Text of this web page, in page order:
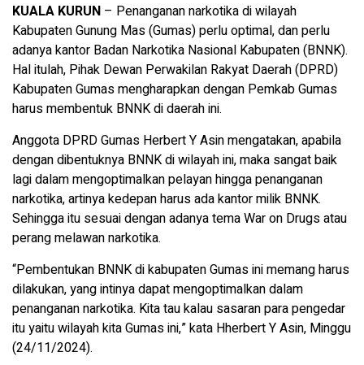
KUALA KURUN – Penanganan narkotika di wilayah
Kabupaten Gunung Mas (Gumas) perlu optimal, dan perlu
adanya kantor Badan Narkotika Nasional Kabupaten (BNNK).
Hal itulah, Pihak Dewan Perwakilan Rakyat Daerah (DPRD)
Kabupaten Gumas mengharapkan dengan Pemkab Gumas
harus membentuk BNNK di daerah ini.
Anggota DPRD Gumas Herbert Y Asin mengatakan, apabila
dengan dibentuknya BNNK di wilayah ini, maka sangat baik
lagi dalam mengoptimalkan pelayan hingga penanganan
narkotika, artinya kedepan harus ada kantor milik BNNK.
Sehingga itu sesuai dengan adanya tema War on Drugs atau
perang melawan narkotika.
“Pembentukan BNNK di kabupaten Gumas ini memang harus
dilakukan, yang intinya dapat mengoptimalkan dalam
penanganan narkotika. Kita tau kalau sasaran para pengedar
itu yaitu wilayah kita Gumas ini,” kata Hherbert Y Asin, Minggu
(24/11/2024).